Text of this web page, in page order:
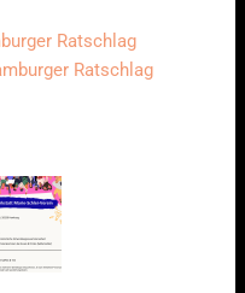
Ratschlag
Ratschlag